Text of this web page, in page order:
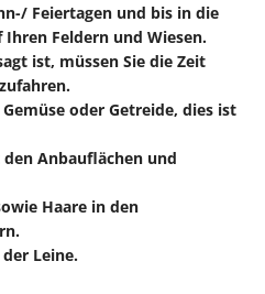
Feiertagen und bis in die
Feldern und Wiesen.
ist, müssen Sie die Zeit
oder Getreide, dies ist
Anbauflächen und
Haare in den
Leine.